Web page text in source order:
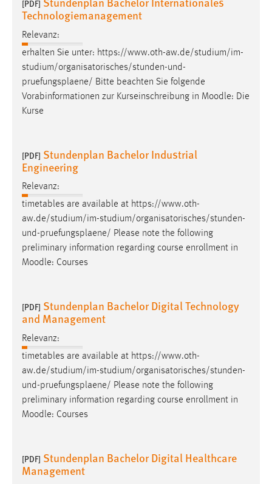
[PDF]
Technologiemanagement
Relevanz:
erhalten Sie unter: https://www.oth-aw.de/studium/im-
studium/organisatorisches/stunden-und-
pruefungsplaene/ Bitte beachten Sie folgende
Vorabinformationen zur Kurseinschreibung in Moodle: Die
Kurse
[PDF] Stundenplan Bachelor Industrial
Engineering
Relevanz:
timetables are available at https://www.oth-
aw.de/studium/im-studium/organisatorisches/stunden-
und-pruefungsplaene/ Please note the following
preliminary information regarding course enrollment in
Moodle: Courses
[PDF] Stundenplan Bachelor Digital Technology
and Management
Relevanz:
timetables are available at https://www.oth-
aw.de/studium/im-studium/organisatorisches/stunden-
und-pruefungsplaene/ Please note the following
preliminary information regarding course enrollment in
Moodle: Courses
[PDF] Stundenplan Bachelor Digital Healthcare
Management